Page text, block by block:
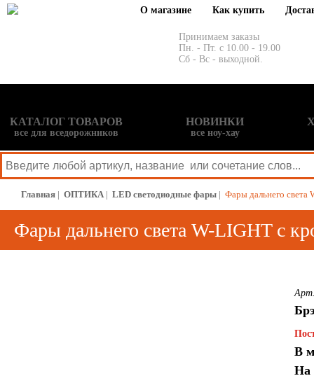
О магазине Как купить
Принимаем заказы
Пн. - Пт. с 10.00 - 19.00
Сб - Вс - выходной.
КАТАЛОГ ТОВАРОВ
все для вседорожников
НОВИНКИ
все ноу-хау
Главная | ОПТИКА | LED светодиодные фары | Фары дальнего света
Фары дальнего света W-LIGHT с
В
На